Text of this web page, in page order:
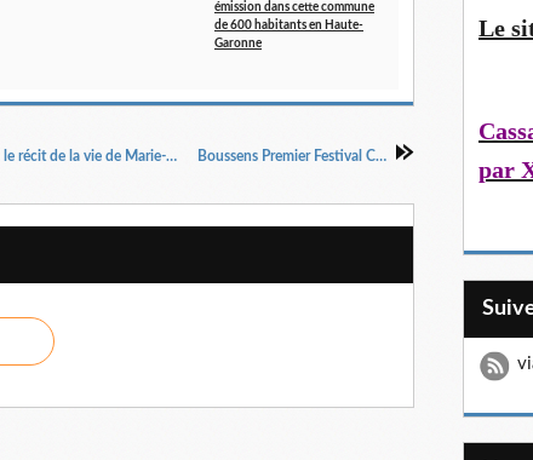
émission dans cette commune
de 600 habitants en Haute-
Garonne
SAINT-MARTORY - "Quand la vie vous fait la peau": le récit de la vie de Marie-France Estève Boussens Premier Festival Country
Le
par